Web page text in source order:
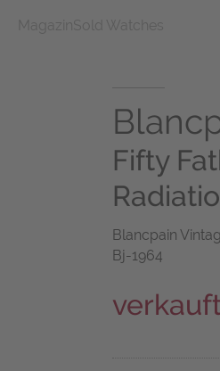
Fifty
Blancpain
Bj-1964